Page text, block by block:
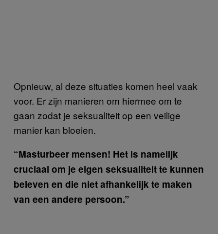
Opnieuw, al deze situaties komen heel vaak
voor. Er zijn manieren om hiermee om te
gaan zodat je seksualiteit op een veilige
manier kan bloeien.
“Masturbeer mensen! Het is namelijk
cruciaal om je eigen seksualiteit te kunnen
beleven en die niet afhankelijk te maken
van een andere persoon.”